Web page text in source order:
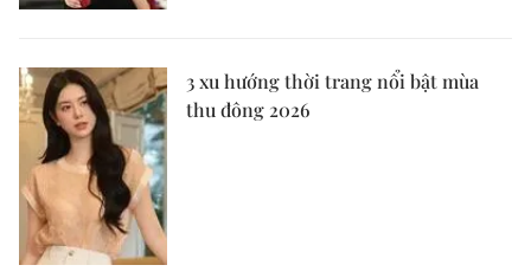
3 xu hướng thời trang nổi bật mùa
thu đông 2026